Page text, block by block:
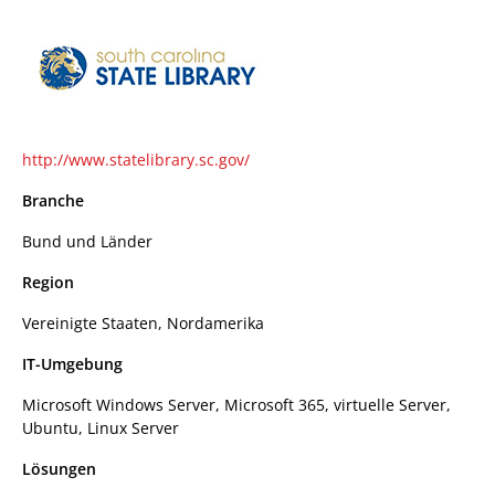
http://www.statelibrary.sc.gov/
Branche
Bund und Länder
Region
Vereinigte Staaten, Nordamerika
IT-Umgebung
Microsoft Windows Server, Microsoft 365, virtuelle Server,
Ubuntu, Linux Server
Lösungen